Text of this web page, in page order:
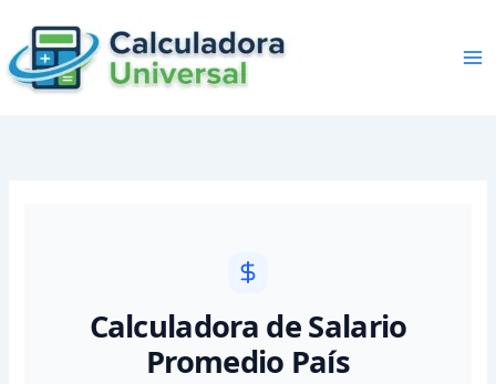
content
Calculadora de Salario
Promedio País